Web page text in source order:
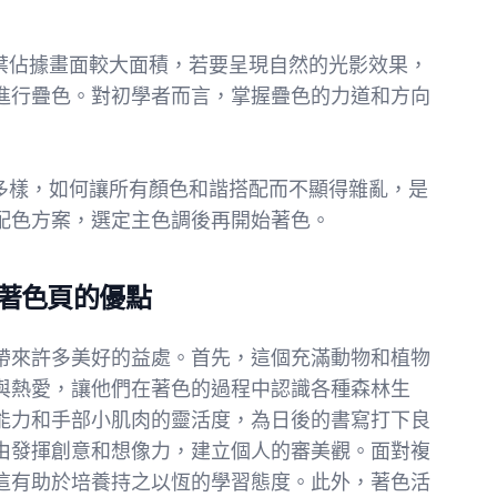
據畫面較大面積，若要呈現自然的光影效果，
疊色。對初學者而言，掌握疊色的力道和方向
，如何讓所有顏色和諧搭配而不顯得雜亂，是
方案，選定主色調後再開始著色。
色頁的優點
許多美好的益處。首先，這個充滿動物和植物
愛，讓他們在著色的過程中認識各種森林生
和手部小肌肉的靈活度，為日後的書寫打下良
揮創意和想像力，建立個人的審美觀。面對複
助於培養持之以恆的學習態度。此外，著色活